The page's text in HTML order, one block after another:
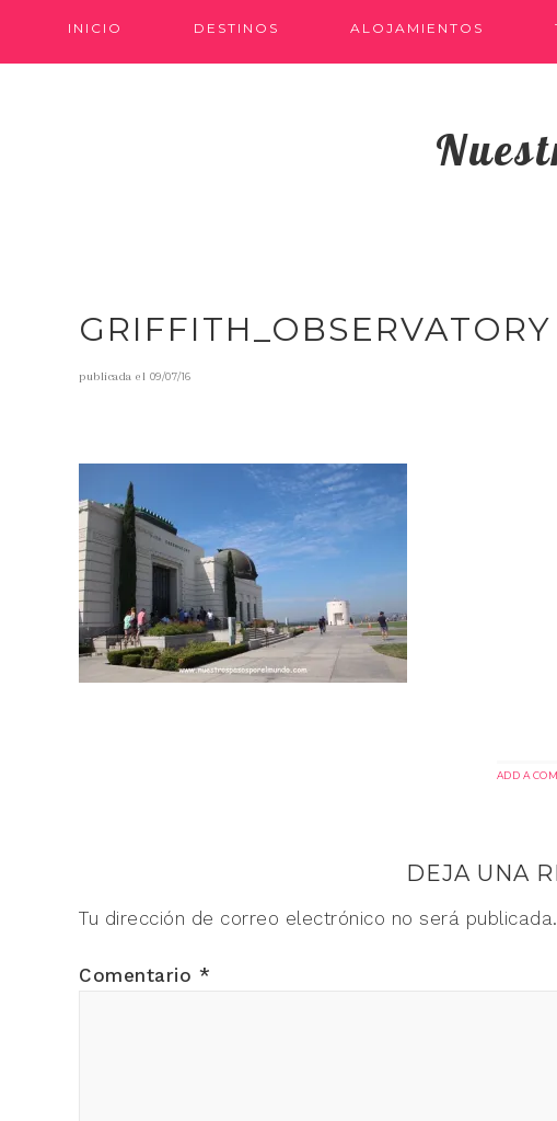
INICIO DESTINOS ALOJAMIENTOS
GRIFFITH_OBSERVATORY
publicada el 09/07/16
ADD A
DEJA UNA
Tu dirección de correo electrónico no será publicada.
Comentario *